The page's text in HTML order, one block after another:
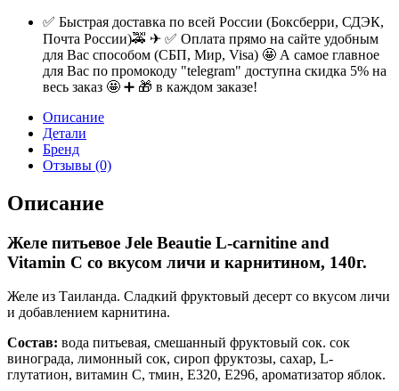
✅ Быстрая доставка по всей России (Боксберри, СДЭК,
Почта России)🚕 ✈ ✅ Оплата прямо на сайте удобным
для Вас способом (СБП, Мир, Visa) 🤩 А самое главное
для Вас по промокоду "telegram" доступна скидка 5% на
весь заказ 🤩 ➕ 🎁 в каждом заказе!
Описание
Детали
Бренд
Отзывы (0)
Описание
Желе питьевое Jele Beautie L-carnitine and
Vitamin C со вкусом личи и карнитином, 140г.
Желе из Таиланда. Сладкий фруктовый десерт со вкусом личи
и добавлением карнитина.
Состав: вода питьевая, смешанный фруктовый сок. сок
винограда, лимонный сок, сироп фруктозы, сахар, L-
глутатион, витамин С, тмин, Е320, Е296, ароматизатор яблок.